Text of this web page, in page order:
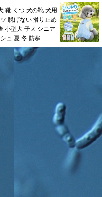
靴 くつ 犬の靴 犬用
脱げない 滑り止め
小型犬 子犬 シニア
ュ 夏 冬 防寒